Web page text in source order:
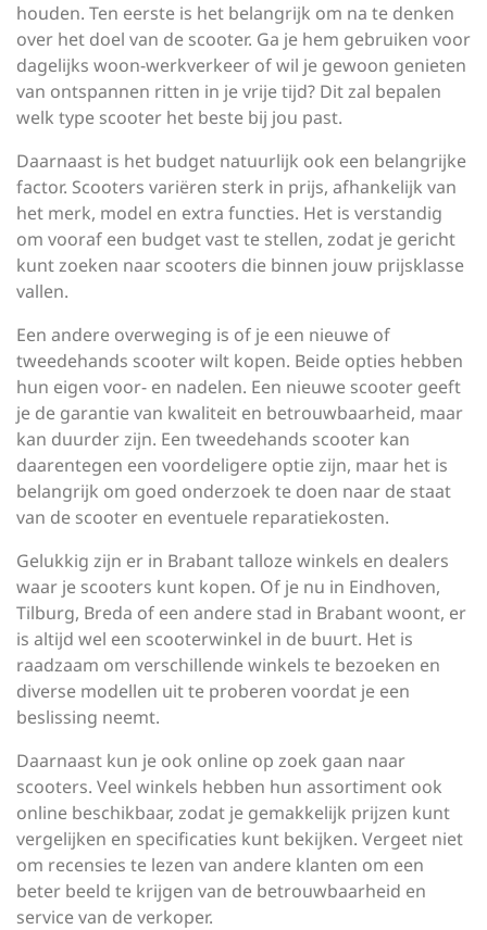
houden. Ten eerste is het belangrijk om na te denken
over het doel van de scooter. Ga je hem gebruiken voor
dagelijks woon-werkverkeer of wil je gewoon genieten
van ontspannen ritten in je vrije tijd? Dit zal bepalen
welk type scooter het beste bij jou past.
Daarnaast is het budget natuurlijk ook een belangrijke
factor. Scooters variëren sterk in prijs, afhankelijk van
het merk, model en extra functies. Het is verstandig
om vooraf een budget vast te stellen, zodat je gericht
kunt zoeken naar scooters die binnen jouw prijsklasse
vallen.
Een andere overweging is of je een nieuwe of
tweedehands scooter wilt kopen. Beide opties hebben
hun eigen voor- en nadelen. Een nieuwe scooter geeft
je de garantie van kwaliteit en betrouwbaarheid, maar
kan duurder zijn. Een tweedehands scooter kan
daarentegen een voordeligere optie zijn, maar het is
belangrijk om goed onderzoek te doen naar de staat
van de scooter en eventuele reparatiekosten.
Gelukkig zijn er in Brabant talloze winkels en dealers
waar je scooters kunt kopen. Of je nu in Eindhoven,
Tilburg, Breda of een andere stad in Brabant woont, er
is altijd wel een scooterwinkel in de buurt. Het is
raadzaam om verschillende winkels te bezoeken en
diverse modellen uit te proberen voordat je een
beslissing neemt.
Daarnaast kun je ook online op zoek gaan naar
scooters. Veel winkels hebben hun assortiment ook
online beschikbaar, zodat je gemakkelijk prijzen kunt
vergelijken en specificaties kunt bekijken. Vergeet niet
om recensies te lezen van andere klanten om een
beter beeld te krijgen van de betrouwbaarheid en
service van de verkoper.